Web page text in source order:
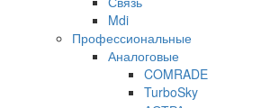
Mdi
Профессиональные
Аналоговые
COMRADE
TurboSky